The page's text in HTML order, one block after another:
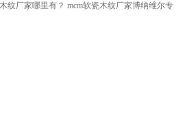
纹厂家哪里有？ mcm软瓷木纹厂家博纳维尔专